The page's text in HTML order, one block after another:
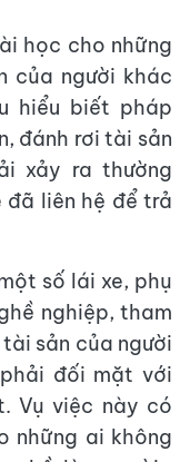
học cho những
của người khác
hiểu biết pháp
đánh rơi tài sản
xảy ra thường
đã liên hệ để trả
số lái xe, phụ
nghiệp, tham
sản của người
đối mặt với
Vụ việc này có
những ai không